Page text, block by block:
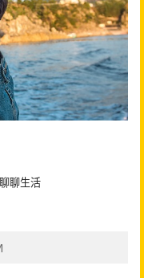
聊生活